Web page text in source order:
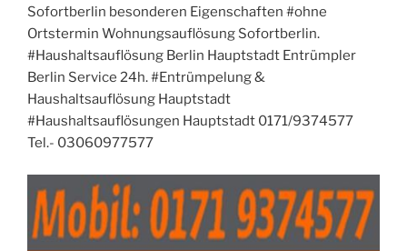
Sofortberlin besonderen Eigenschaften #ohne
Ortstermin Wohnungsauflösung Sofortberlin.
#Haushaltsauflösung Berlin Hauptstadt Entrümpler
Berlin Service 24h. #Entrümpelung &
Haushaltsauflösung Hauptstadt
#Haushaltsauflösungen Hauptstadt 0171/9374577
Tel.- 03060977577